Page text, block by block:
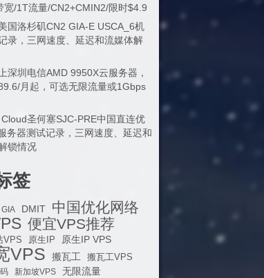
宽/1T流量/CN2+CMIN2/限时$4.9
国洛杉矶CN2 GIA-E USCA_6机
录，三网速度、延迟和流媒体解
深圳电信AMD 9950X云服务器，
月起，可选无限流量或1Gbps
Cloud圣何塞SJC-PRE中国直连优
务器测试记录，三网速度、延迟和
锁情况
签
DMIT 中国优化网络
便宜VPS推荐
VPS 原生IP 原生IP VPS
VPS 搬瓦工
搬瓦工VPS
新加坡VPS 无限流量